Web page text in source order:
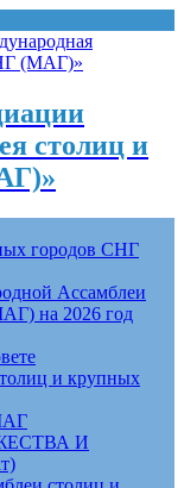
столиц и
городов СНГ
Ассамблеи
на 2026 год
и крупных
И